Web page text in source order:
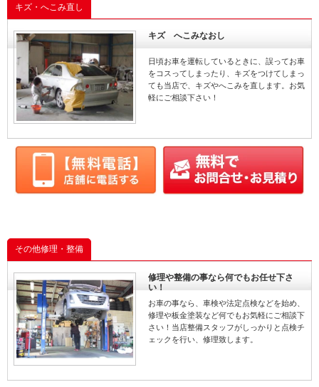
キズ・へこみ直し
キズ へこみなおし
日頃お車を運転しているときに、誤ってお車
をコスってしまったり、キズをつけてしまっ
ても当店で、キズやへこみを直します。お気
軽にご相談下さい！
その他修理・整備
修理や整備の事なら何でもお任せ下さ
い！
お車の事なら、車検や法定点検などを始め、
修理や板金塗装など何でもお気軽にご相談下
さい！当店整備スタッフがしっかりと点検チ
ェックを行い、修理致します。